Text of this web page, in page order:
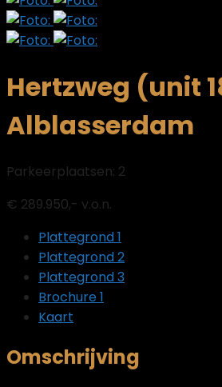
Hertzweg (unit
Alblasserdam
Parkeerplaatsen: 2
€ 289.950,- v.o.n.
Plattegrond 1
Plattegrond 2
Plattegrond 3
Brochure 1
Kaart
Omschrijving